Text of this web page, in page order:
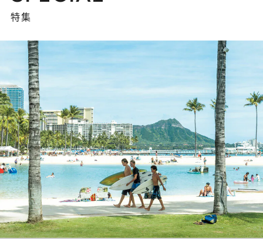
特集